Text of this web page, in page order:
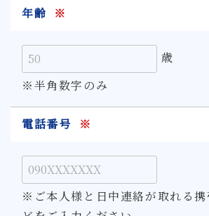
年齢 ※
歳
※半角数字のみ
電話番号 ※
※ご本人様と日中連絡が取れる携